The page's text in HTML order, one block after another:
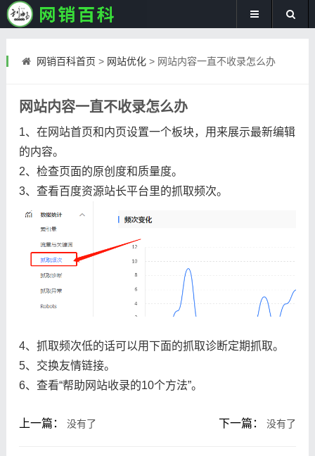
网销百科首页 > 网站优化 >网站内容一直不收录怎么办
网站内容一直不收录怎么办
1、在网站首页和内页设置一个板块，用来展示最新编辑
的内容。
2、检查页面的原创度和质量度。
3、查看百度资源站长平台里的抓取频次。
4、抓取频次低的话可以用下面的抓取诊断定期抓取。
5、交换友情链接。
6、查看“帮助网站收录的10个方法”。
上一篇： 没有了 下一篇：没有了